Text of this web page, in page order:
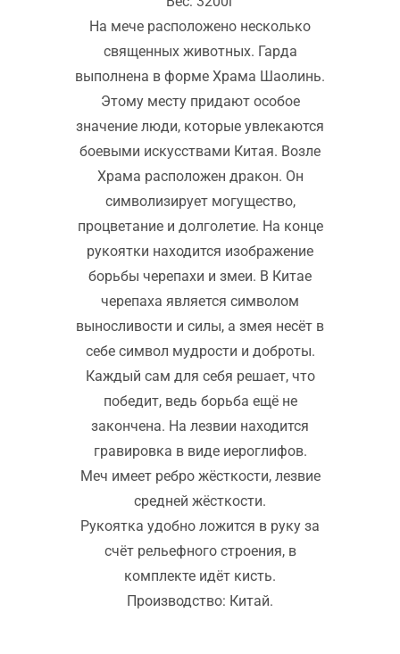
На мече расположено несколько
священных животных. Гарда
выполнена в форме Храма Шаолинь.
Этому месту придают особое
значение люди, которые увлекаются
боевыми искусствами Китая. Возле
Храма расположен дракон. Он
символизирует могущество,
процветание и долголетие. На конце
рукоятки находится изображение
борьбы черепахи и змеи. В Китае
черепаха является символом
выносливости и силы, а змея несёт в
себе символ мудрости и доброты.
Каждый сам для себя решает, что
победит, ведь борьба ещё не
закончена. На лезвии находится
гравировка в виде иероглифов.
Меч имеет ребро жёсткости, лезвие
средней жёсткости.
Рукоятка удобно ложится в руку за
счёт рельефного строения, в
комплекте идёт кисть.
Производство: Китай.